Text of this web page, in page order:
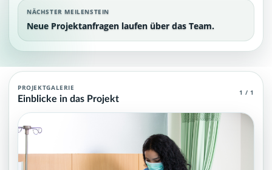
NÄCHSTER MEILENSTEIN
Neue Projektanfragen laufen über das Team.
Krankenpflege Agent (MCP)
Krankenpflege Agent (MCP): Teamprofil, Hintergrund und
Projektteam: SupraTix GmbH.
Historischer Finanzierungsstand: 0 EUR von 40.000,00 EUR.
Unterstützer:innen: 0. Erreicht: 0 Prozent.
Historisch veröffentlichte Unterstützungsoptionen: 4.
Aktiver Seitenabschnitt: team.
PROJEKTGALERIE
Einblicke in das Projekt 1 / 1